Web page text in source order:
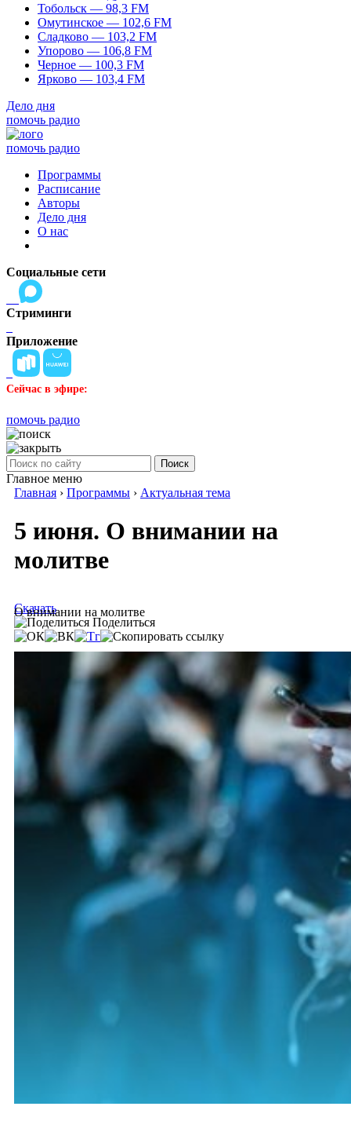
Тобольск — 98,3 FM
Омутинское — 102,6 FM
Сладково — 103,2 FM
Упорово — 106,8 FM
Черное — 100,3 FM
Ярково — 103,4 FM
Дело дня
помочь радио
помочь радио
Программы
Расписание
Авторы
Дело дня
О нас
Социальные сети
Стриминги
Приложение
Сейчас в эфире:
помочь радио
Поиск
Главное меню
Главная › Программы › Актуальная тема
5 июня. О внимании на
молитве
О внимании на молитве
Скачать
Поделиться